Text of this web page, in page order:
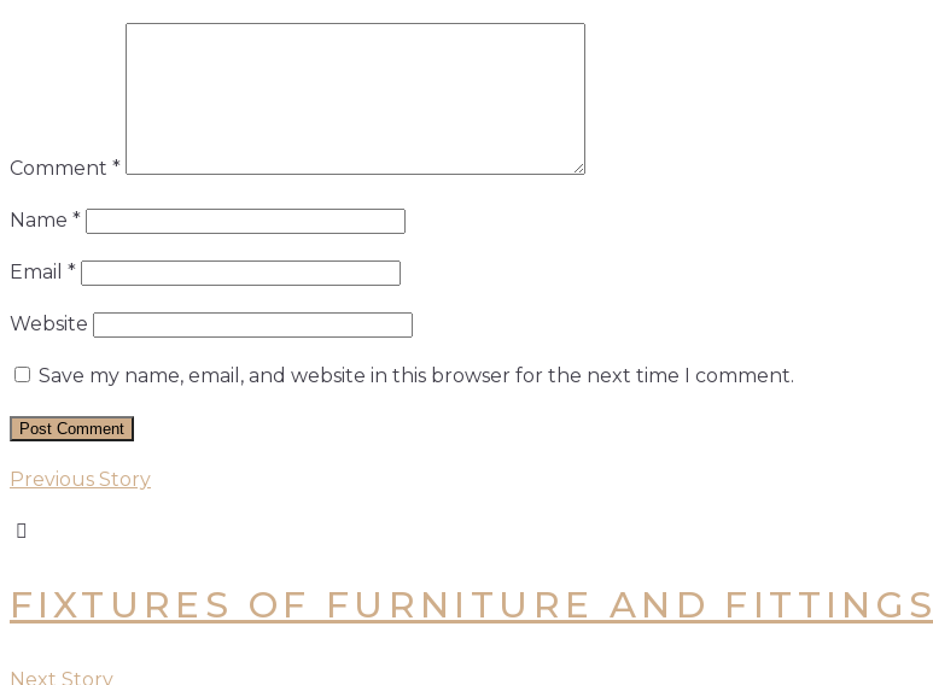
Comment *
Name *
Email *
Website
Save my name, email, and website in this browser for the next time I comment.
Previous Story
FIXTURES OF FURNITURE AND
Next Story